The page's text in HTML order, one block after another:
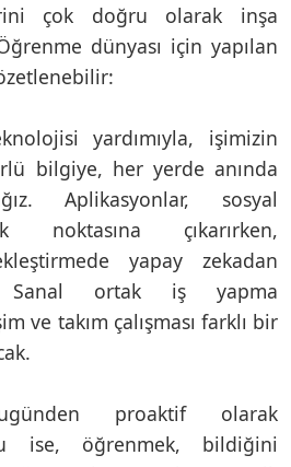
çok doğru olarak inşa
dünyası için yapılan
yardımıyla, işimizin
bilgiye, her yerde anında
Aplikasyonlar, sosyal
noktasına çıkarırken,
yapay zekadan
Sanal ortak iş yapma
ve takım çalışması farklı bir
proaktif olarak
ise, öğrenmek, bildiğini